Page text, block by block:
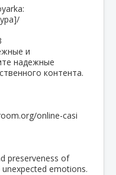
и
надежные
контента.
online-casi
preserveness of
emotions.